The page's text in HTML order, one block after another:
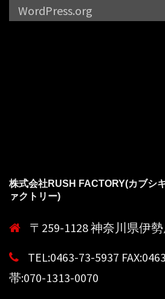
WordPress.org
株式会社RUSH FACTORY(カブシ
ァクトリー)
〒259-1128 神奈川県伊
TEL:0463-73-5937
帯:070-1313-0070